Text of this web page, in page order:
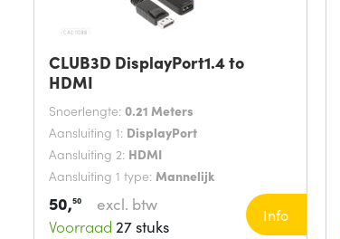
CLUB3D DisplayPort1.4 to
HDMI
Snoerlengte: 0.21 Meters
Aansluiting 1: DisplayPort
Aansluiting 2: HDMI
Aansluiting 1 type: Mannelijk
50,50
excl. btw
Voorraad 27 stuks
Info